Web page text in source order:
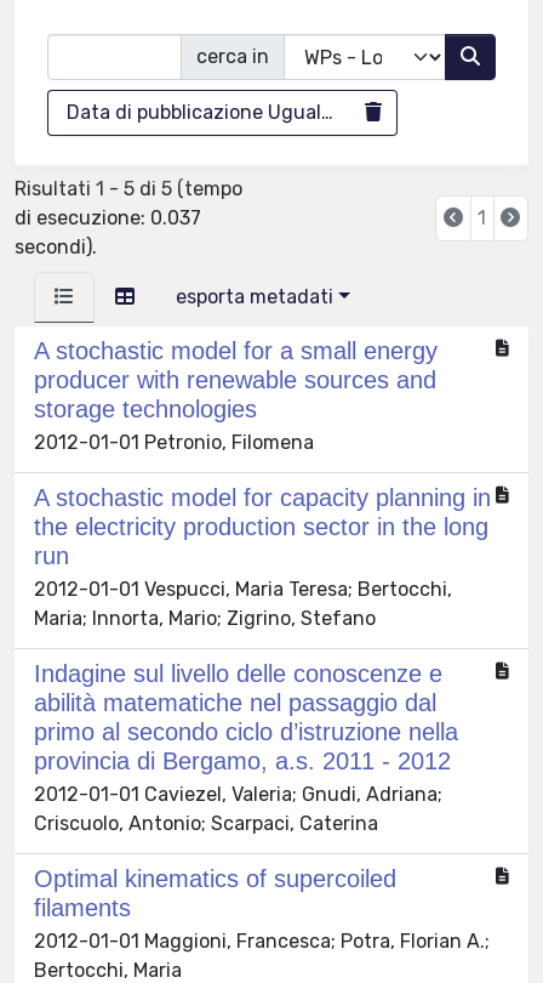
cerca in
Data di pubblicazione Uguale 2012
Risultati 1 - 5 di 5 (tempo
di esecuzione: 0.037
secondi).
1
esporta metadati
A stochastic model for a small energy
producer with renewable sources and
storage technologies
2012-01-01 Petronio, Filomena
A stochastic model for capacity planning in
the electricity production sector in the long
run
2012-01-01 Vespucci, Maria Teresa; Bertocchi,
Maria; Innorta, Mario; Zigrino, Stefano
Indagine sul livello delle conoscenze e
abilità matematiche nel passaggio dal
primo al secondo ciclo d’istruzione nella
provincia di Bergamo, a.s. 2011 - 2012
2012-01-01 Caviezel, Valeria; Gnudi, Adriana;
Criscuolo, Antonio; Scarpaci, Caterina
Optimal kinematics of supercoiled
filaments
2012-01-01 Maggioni, Francesca; Potra, Florian A.;
Bertocchi, Maria